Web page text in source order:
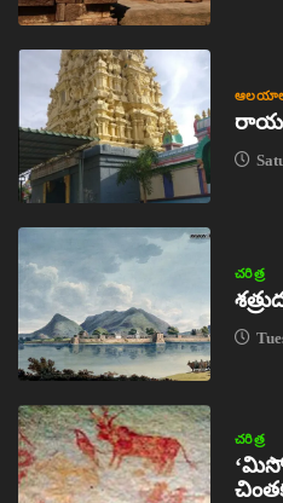
చరిత్ర
చరిత్ర